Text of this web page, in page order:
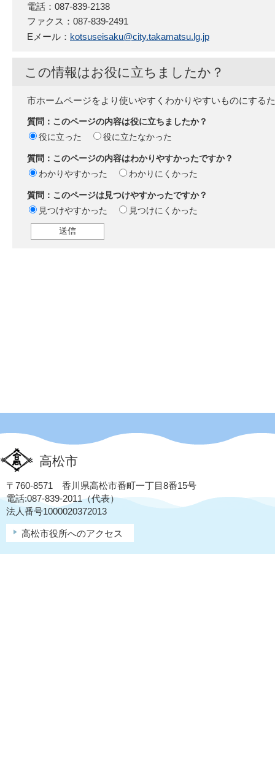
電話：087-839-2138
ファクス：087-839-2491
Eメール： kotsuseisaku@city.takamatsu.lg.jp
この情報はお役に立ちましたか？
市ホームページをより使いやすくわかりやすいものにする
質問：このページの内容は役に立ちましたか？
役に立った
役に立たなかった
質問：このページの内容はわかりやすかったですか？
わかりやすかった
わかりにくかった
質問：このページは見つけやすかったですか？
見つけやすかった
見つけにくかった
高松市
〒760-8571 香川県高松市番町一丁目8番15号
電話:087-839-2011（代表）
法人番号1000020372013
高松市役所へのアクセス